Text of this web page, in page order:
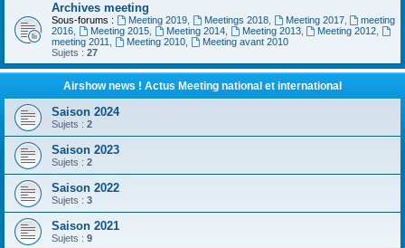
Archives meeting
Sous-forums : Meeting 2019, Meetings 2018, Meeting 2017,
meeting
2016
Meeting 2015, Meeting 2014, Meeting 2013, Meeting 2012
meeting 2011
Meeting 2010,
Meeting avant 2010
Sujets : 27
Airshow news ! Actus Meeting national et international
Saison 2024
Sujets : 2
Saison 2023
Sujets : 2
Saison 2022
Sujets : 3
Saison 2021
Sujets : 9